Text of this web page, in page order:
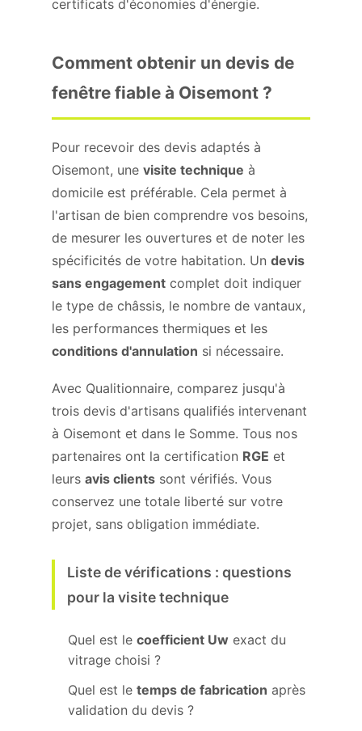
certificats d'économies d'énergie.
Comment obtenir un devis de
fenêtre fiable à Oisemont ?
Pour recevoir des devis adaptés à
Oisemont, une visite technique à
domicile est préférable. Cela permet à
l'artisan de bien comprendre vos besoins,
de mesurer les ouvertures et de noter les
spécificités de votre habitation. Un devis
sans engagement complet doit indiquer
le type de châssis, le nombre de vantaux,
les performances thermiques et les
conditions d'annulation si nécessaire.
Avec Qualitionnaire, comparez jusqu'à
trois devis d'artisans qualifiés intervenant
à Oisemont et dans le Somme. Tous nos
partenaires ont la certification RGE et
leurs avis clients sont vérifiés. Vous
conservez une totale liberté sur votre
projet, sans obligation immédiate.
Liste de vérifications : questions
pour la visite technique
Quel est le coefficient Uw exact du
vitrage choisi ?
Quel est le temps de fabrication après
validation du devis ?